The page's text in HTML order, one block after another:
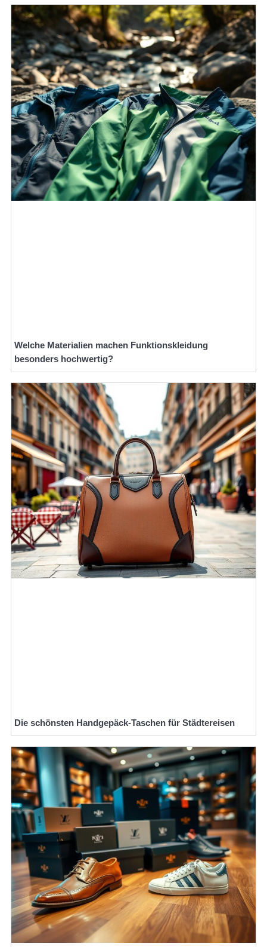
Welche Materialien machen Funktionskleidung
besonders hochwertig?
Die schönsten Handgepäck-Taschen für Städtereisen